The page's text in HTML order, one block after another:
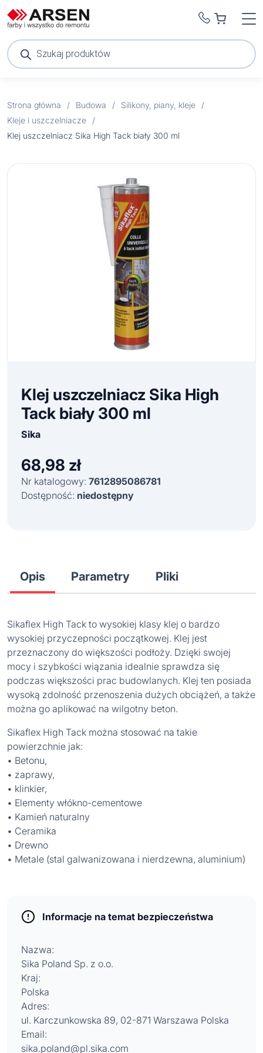
Wyszukiwarka
produktów
Strona główna / Budowa / Silikony, piany, kleje
/
Kleje i uszczelniacze
/
Klej uszczelniacz Sika High Tack biały 300 ml
Klej uszczelniacz Sika High
Tack biały 300 ml
Sika
68,98 zł
Nr katalogowy: 7612895086781
Dostępność: niedostępny
Opis Parametry Pliki
Sikaflex High Tack to wysokiej klasy klej o bardzo
wysokiej przyczepności początkowej. Klej jest
przeznaczony do większości podłoży. Dzięki swojej
mocy i szybkości wiązania idealnie sprawdza się
podczas większości prac budowlanych. Klej ten posiada
wysoką zdolność przenoszenia dużych obciążeń, a także
można go aplikować na wilgotny beton.
Sikaflex High Tack można stosować na takie
powierzchnie jak:
• Betonu,
• zaprawy,
• klinkier,
• Elementy włókno-cementowe
• Kamień naturalny
• Ceramika
• Drewno
• Metale (stal galwanizowana i nierdzewna, aluminium)
Informacje na temat bezpieczeństwa
Nazwa:
Sika Poland Sp. z o.o.
Kraj:
Polska
Adres:
ul. Karczunkowska 89, 02-871 Warszawa Polska
Email:
sika.poland@pl.sika.com